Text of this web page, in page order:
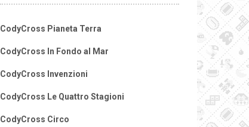
CodyCross Pianeta Terra
CodyCross In Fondo al Mar
CodyCross Invenzioni
CodyCross Le Quattro Stagioni
CodyCross Circo